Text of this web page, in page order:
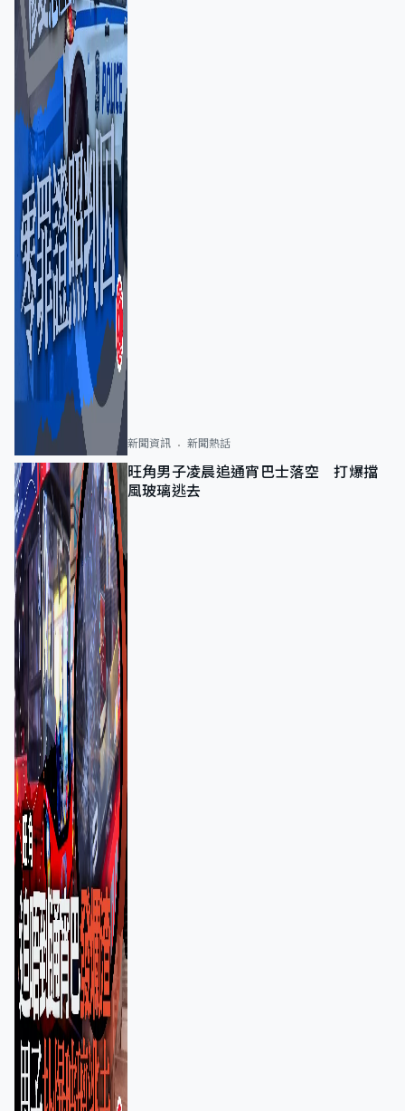
新聞資訊 新聞熱話
旺角男子凌晨追通宵巴士落空 打爆擋
風玻璃逃去